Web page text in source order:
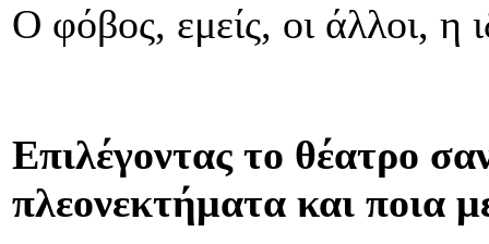
Ο φόβος, εμείς, οι άλλοι, η
Επιλέγοντας το θέατρο
πλεονεκτήματα και ποια